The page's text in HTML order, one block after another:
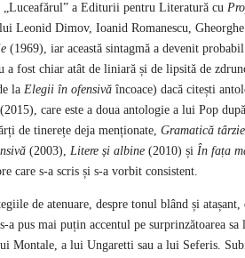
„Luceafărul” a Editurii pentru Literatură cu
Leonid Dimov, Ioanid Romanescu,
(1969), iar această sintagmă a devenit
a fost chiar atât de liniară și de lipsită de
la Elegii în ofensivă încoace) dacă citești
(2015), care este a doua antologie a lui Pop după
de tinerețe deja menționate, Gramatică târzie
(2003), Litere și albine (2010) și În fața
care s-a scris și s-a vorbit consistent.
de atenuare, despre tonul blând și
a pus mai puțin accentul pe surprinzătoarea
Montale, a lui Ungaretti sau a lui Seferis.